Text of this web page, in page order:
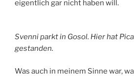
eigentlich gar nicht haben will.
Svenni parkt in Gosol. Hier hat
gestanden.
Was auch in meinem Sinne war,